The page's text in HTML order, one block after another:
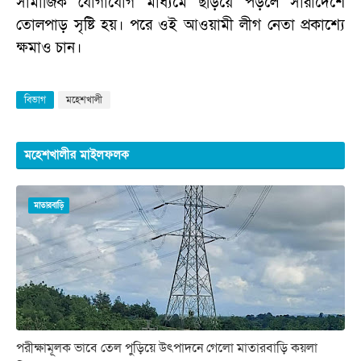
তোলপাড় সৃষ্টি হয়। পরে ওই আওয়ামী লীগ নেতা প্রকাশ্যে
ক্ষমাও চান।
বিভাগ মহেশখালী
মহেশখালীর মাইলফলক
মাতারবাড়ি
পরীক্ষামূলক ভাবে তেল পুড়িয়ে উৎপাদনে গেলো মাতারবাড়ি কয়লা